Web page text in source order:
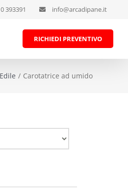
393391 info@arcadipane.it
RICHIEDI PREVENTIVO
Carotatrice ad umido